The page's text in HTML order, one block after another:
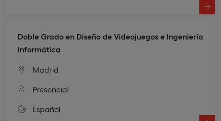
Doble Grado en Diseño de Videojuegos e Ingeniería
Informática
Madrid
Presencial
Español